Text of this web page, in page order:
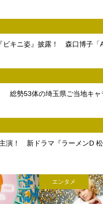
ビキニ姿』披露！ 森口博子「
総勢53体の埼玉県ご当地キャ
演！ 新ドラマ『ラーメンD
エンタメ